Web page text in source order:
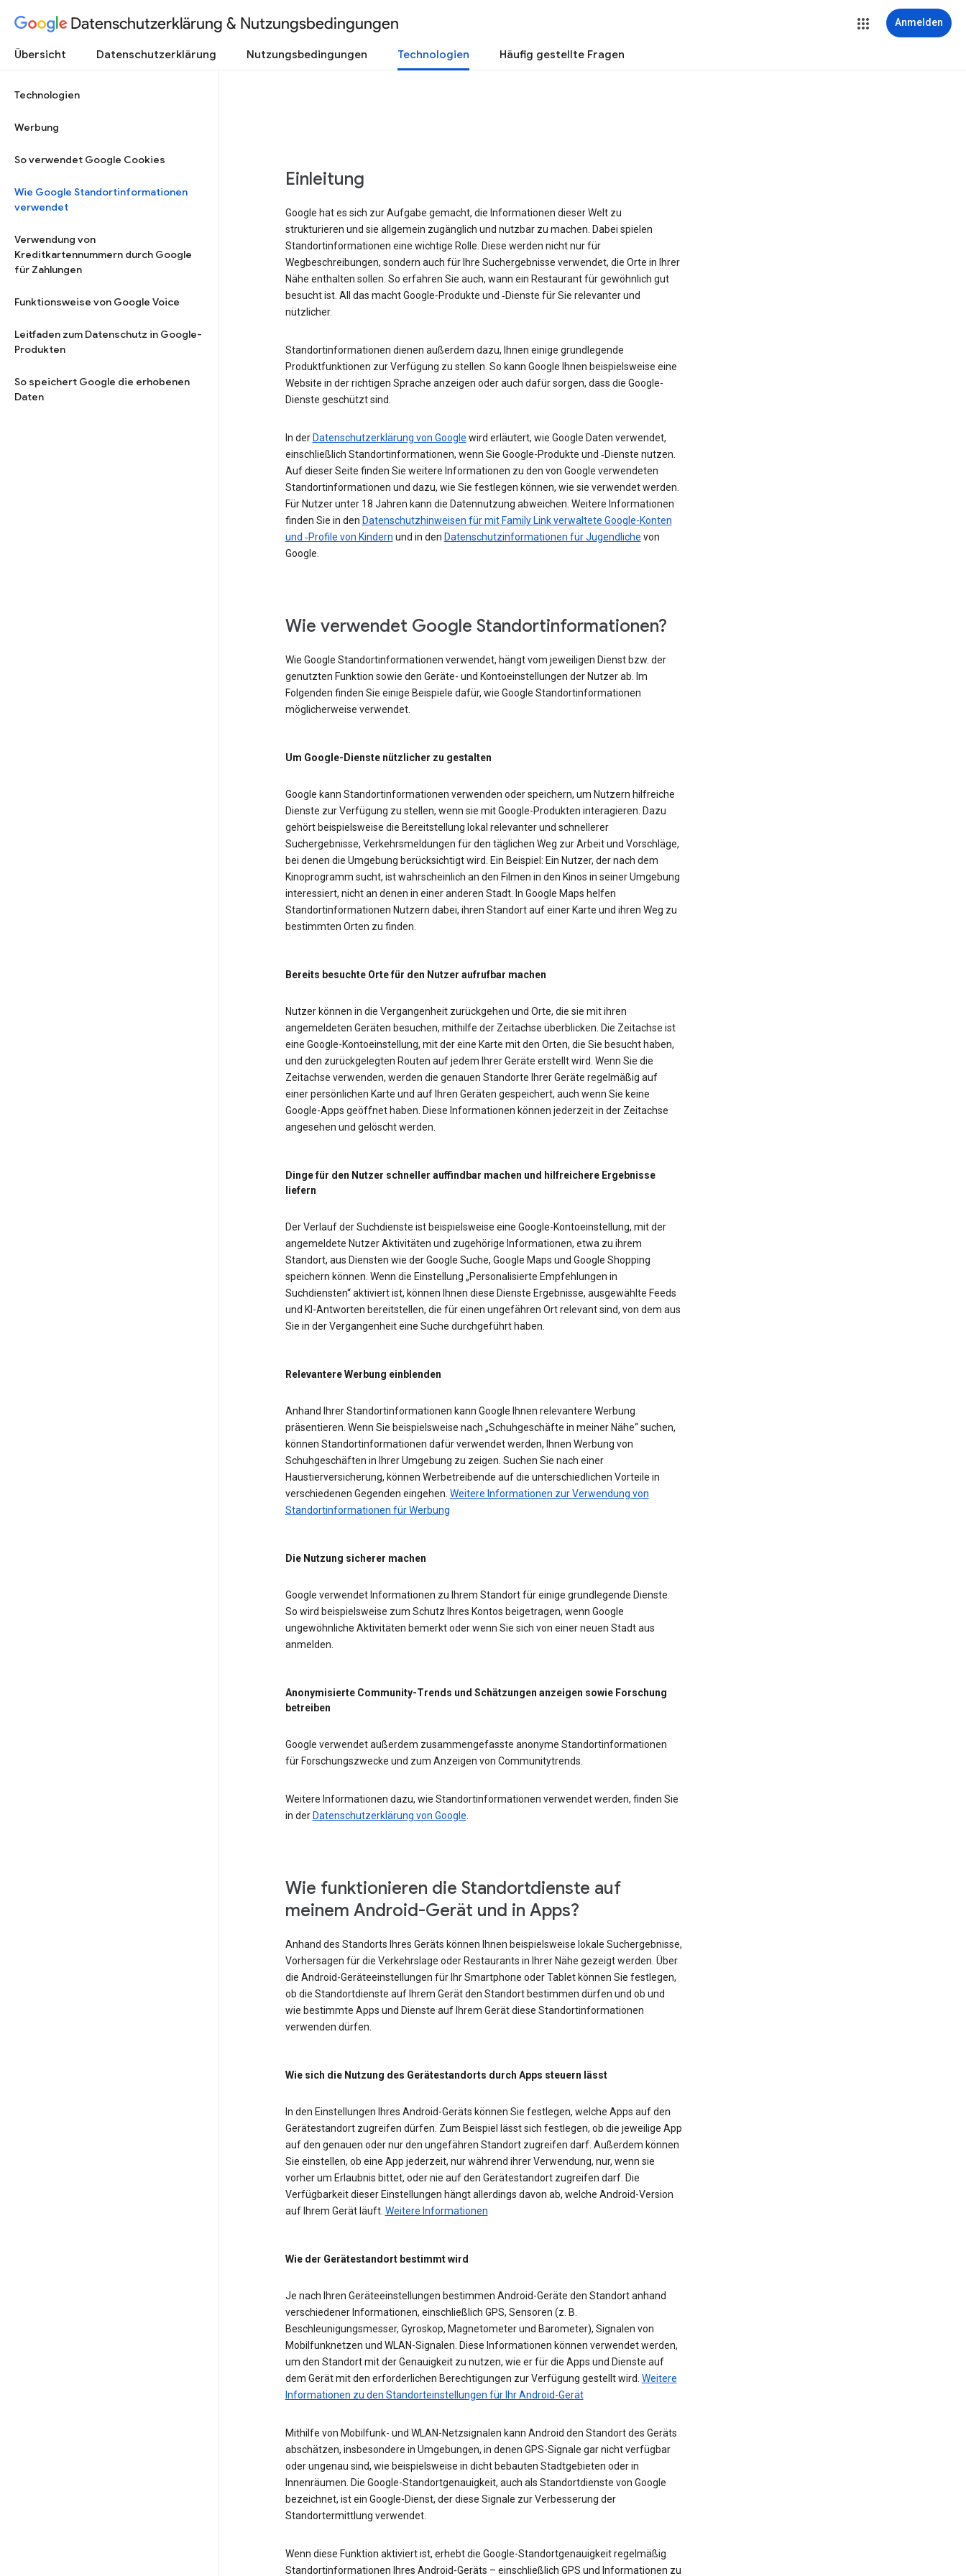
Datenschutzerklärung & Nutzungsbedingungen Anmelden
Übersicht Datenschutzerklärung Nutzungsbedingungen Technologien Häufig gestellte Fragen
Technologien
Werbung
So verwendet Google Cookies
Wie Google Standortinformationen
verwendet
Verwendung von
Kreditkartennummern durch Google
für Zahlungen
Funktionsweise von Google Voice
Leitfaden zum Datenschutz in Google-
Produkten
So speichert Google die erhobenen
Daten
Einleitung
Google hat es sich zur Aufgabe gemacht, die Informationen dieser Welt zu
strukturieren und sie allgemein zugänglich und nutzbar zu machen. Dabei spielen
Standortinformationen eine wichtige Rolle. Diese werden nicht nur für
Wegbeschreibungen, sondern auch für Ihre Suchergebnisse verwendet, die Orte in Ihrer
Nähe enthalten sollen. So erfahren Sie auch, wann ein Restaurant für gewöhnlich gut
besucht ist. All das macht Google-Produkte und ‑Dienste für Sie relevanter und
nützlicher.
Standortinformationen dienen außerdem dazu, Ihnen einige grundlegende
Produktfunktionen zur Verfügung zu stellen. So kann Google Ihnen beispielsweise eine
Website in der richtigen Sprache anzeigen oder auch dafür sorgen, dass die Google-
Dienste geschützt sind.
In der Datenschutzerklärung von Google wird erläutert, wie Google Daten verwendet,
einschließlich Standortinformationen, wenn Sie Google-Produkte und ‑Dienste nutzen.
Auf dieser Seite finden Sie weitere Informationen zu den von Google verwendeten
Standortinformationen und dazu, wie Sie festlegen können, wie sie verwendet werden.
Für Nutzer unter 18 Jahren kann die Datennutzung abweichen. Weitere Informationen
finden Sie in den Datenschutzhinweisen für mit Family Link verwaltete Google-Konten
und ‑Profile von Kindern und in den Datenschutzinformationen für Jugendliche von
Google.
Wie verwendet Google Standortinformationen?
Wie Google Standortinformationen verwendet, hängt vom jeweiligen Dienst bzw. der
genutzten Funktion sowie den Geräte- und Kontoeinstellungen der Nutzer ab. Im
Folgenden finden Sie einige Beispiele dafür, wie Google Standortinformationen
möglicherweise verwendet.
Um Google-Dienste nützlicher zu gestalten
Google kann Standortinformationen verwenden oder speichern, um Nutzern hilfreiche
Dienste zur Verfügung zu stellen, wenn sie mit Google-Produkten interagieren. Dazu
gehört beispielsweise die Bereitstellung lokal relevanter und schnellerer
Suchergebnisse, Verkehrsmeldungen für den täglichen Weg zur Arbeit und Vorschläge,
bei denen die Umgebung berücksichtigt wird. Ein Beispiel: Ein Nutzer, der nach dem
Kinoprogramm sucht, ist wahrscheinlich an den Filmen in den Kinos in seiner Umgebung
interessiert, nicht an denen in einer anderen Stadt. In Google Maps helfen
Standortinformationen Nutzern dabei, ihren Standort auf einer Karte und ihren Weg zu
bestimmten Orten zu finden.
Bereits besuchte Orte für den Nutzer aufrufbar machen
Nutzer können in die Vergangenheit zurückgehen und Orte, die sie mit ihren
angemeldeten Geräten besuchen, mithilfe der Zeitachse überblicken. Die Zeitachse ist
eine Google-Kontoeinstellung, mit der eine Karte mit den Orten, die Sie besucht haben,
und den zurückgelegten Routen auf jedem Ihrer Geräte erstellt wird. Wenn Sie die
Zeitachse verwenden, werden die genauen Standorte Ihrer Geräte regelmäßig auf
einer persönlichen Karte und auf Ihren Geräten gespeichert, auch wenn Sie keine
Google-Apps geöffnet haben. Diese Informationen können jederzeit in der Zeitachse
angesehen und gelöscht werden.
Dinge für den Nutzer schneller auffindbar machen und hilfreichere Ergebnisse
liefern
Der Verlauf der Suchdienste ist beispielsweise eine Google-Kontoeinstellung, mit der
angemeldete Nutzer Aktivitäten und zugehörige Informationen, etwa zu ihrem
Standort, aus Diensten wie der Google Suche, Google Maps und Google Shopping
speichern können. Wenn die Einstellung „Personalisierte Empfehlungen in
Suchdiensten“ aktiviert ist, können Ihnen diese Dienste Ergebnisse, ausgewählte Feeds
und KI-Antworten bereitstellen, die für einen ungefähren Ort relevant sind, von dem aus
Sie in der Vergangenheit eine Suche durchgeführt haben.
Relevantere Werbung einblenden
Anhand Ihrer Standortinformationen kann Google Ihnen relevantere Werbung
präsentieren. Wenn Sie beispielsweise nach „Schuhgeschäfte in meiner Nähe“ suchen,
können Standortinformationen dafür verwendet werden, Ihnen Werbung von
Schuhgeschäften in Ihrer Umgebung zu zeigen. Suchen Sie nach einer
Haustierversicherung, können Werbetreibende auf die unterschiedlichen Vorteile in
verschiedenen Gegenden eingehen. Weitere Informationen zur Verwendung von
Standortinformationen für Werbung
Die Nutzung sicherer machen
Google verwendet Informationen zu Ihrem Standort für einige grundlegende Dienste.
So wird beispielsweise zum Schutz Ihres Kontos beigetragen, wenn Google
ungewöhnliche Aktivitäten bemerkt oder wenn Sie sich von einer neuen Stadt aus
anmelden.
Anonymisierte Community-Trends und Schätzungen anzeigen sowie Forschung
betreiben
Google verwendet außerdem zusammengefasste anonyme Standortinformationen
für Forschungszwecke und zum Anzeigen von Communitytrends.
Weitere Informationen dazu, wie Standortinformationen verwendet werden, finden Sie
in der Datenschutzerklärung von Google
Wie funktionieren die Standortdienste auf
meinem Android-Gerät und in Apps?
Anhand des Standorts Ihres Geräts können Ihnen beispielsweise lokale Suchergebnisse,
Vorhersagen für die Verkehrslage oder Restaurants in Ihrer Nähe gezeigt werden. Über
die Android-Geräteeinstellungen für Ihr Smartphone oder Tablet können Sie festlegen,
ob die Standortdienste auf Ihrem Gerät den Standort bestimmen dürfen und ob und
wie bestimmte Apps und Dienste auf Ihrem Gerät diese Standortinformationen
verwenden dürfen.
Wie sich die Nutzung des Gerätestandorts durch Apps steuern lässt
In den Einstellungen Ihres Android-Geräts können Sie festlegen, welche Apps auf den
Gerätestandort zugreifen dürfen. Zum Beispiel lässt sich festlegen, ob die jeweilige App
auf den genauen oder nur den ungefähren Standort zugreifen darf. Außerdem können
Sie einstellen, ob eine App jederzeit, nur während ihrer Verwendung, nur, wenn sie
vorher um Erlaubnis bittet, oder nie auf den Gerätestandort zugreifen darf. Die
Verfügbarkeit dieser Einstellungen hängt allerdings davon ab, welche Android-Version
auf Ihrem Gerät läuft. Weitere Informationen
Wie der Gerätestandort bestimmt wird
Je nach Ihren Geräteeinstellungen bestimmen Android-Geräte den Standort anhand
verschiedener Informationen, einschließlich GPS, Sensoren (z. B.
Beschleunigungsmesser, Gyroskop, Magnetometer und Barometer), Signalen von
Mobilfunknetzen und WLAN-Signalen. Diese Informationen können verwendet werden,
um den Standort mit der Genauigkeit zu nutzen, wie er für die Apps und Dienste auf
dem Gerät mit den erforderlichen Berechtigungen zur Verfügung gestellt wird. Weitere
Informationen zu den Standorteinstellungen für Ihr Android-Gerät
Mithilfe von Mobilfunk- und WLAN-Netzsignalen kann Android den Standort des Geräts
abschätzen, insbesondere in Umgebungen, in denen GPS-Signale gar nicht verfügbar
oder ungenau sind, wie beispielsweise in dicht bebauten Stadtgebieten oder in
Innenräumen. Die Google-Standortgenauigkeit, auch als Standortdienste von Google
bezeichnet, ist ein Google-Dienst, der diese Signale zur Verbesserung der
Standortermittlung verwendet.
Wenn diese Funktion aktiviert ist, erhebt die Google-Standortgenauigkeit regelmäßig
Standortinformationen Ihres Android-Geräts – einschließlich GPS und Informationen zu